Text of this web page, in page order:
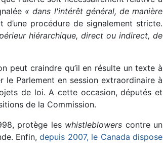
« dans l'intérêt général, de manière
procédure de signalement stricte.
hiérarchique, direct ou indirect, de
peut craindre qu’il en résulte un texte à
Parlement en session extraordinaire à
de loi. A cette occasion, députés et
de la Commission.
protège les whistleblowers contre un
Enfin,depuis 2007, le Canada dispose